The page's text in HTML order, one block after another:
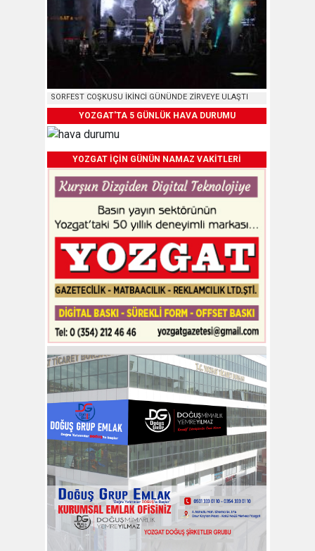
SORFEST COŞKUSU İKİNCİ GÜNÜNDE ZİRVEYE ULAŞTI
YOZGAT'TA 5 GÜNLÜK HAVA DURUMU
YOZGAT İÇİN GÜNÜN NAMAZ VAKİTLERİ